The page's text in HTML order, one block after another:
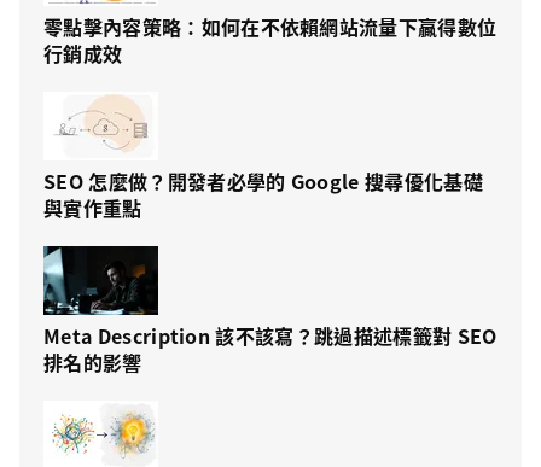
零點擊內容策略：如何在不依賴網站流量下贏得數位
行銷成效
SEO 怎麼做？開發者必學的 Google 搜尋優化基礎
與實作重點
Meta Description 該不該寫？跳過描述標籤對 SEO
排名的影響